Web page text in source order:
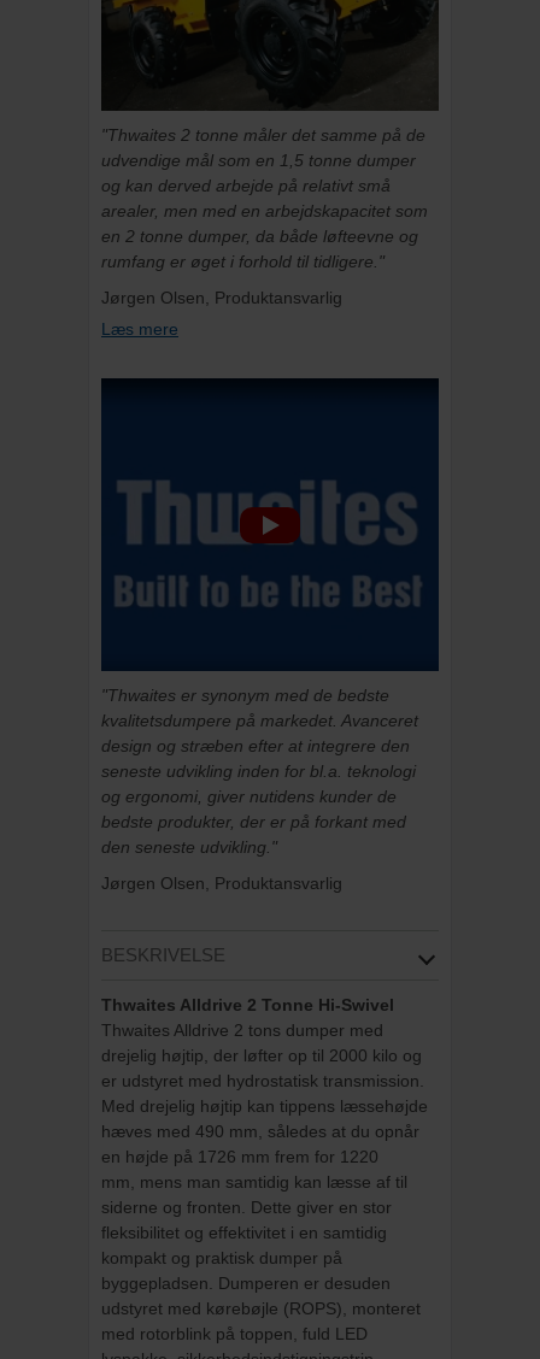
"Thwaites 2 tonne måler det samme på de
udvendige mål som en 1,5 tonne dumper
og kan derved arbejde på relativt små
arealer, men med en arbejdskapacitet som
en 2 tonne dumper, da både løfteevne og
rumfang er øget i forhold til tidligere."
Jørgen Olsen, Produktansvarlig
Læs mere
"Thwaites er synonym med de bedste
kvalitetsdumpere på markedet. Avanceret
design og stræben efter at integrere den
seneste udvikling inden for bl.a. teknologi
og ergonomi, giver nutidens kunder de
bedste produkter, der er på forkant med
den seneste udvikling."
Jørgen Olsen, Produktansvarlig
BESKRIVELSE
Thwaites Alldrive 2 Tonne Hi-Swivel
Thwaites Alldrive 2 tons dumper med
drejelig højtip, der løfter op til 2000 kilo og
er udstyret med hydrostatisk transmission.
Med drejelig højtip kan tippens læssehøjde
hæves med 490 mm, således at du opnår
en højde på 1726 mm frem for 1220
mm, mens man samtidig kan læsse af til
siderne og fronten. Dette giver en stor
fleksibilitet og effektivitet i en samtidig
kompakt og praktisk dumper på
byggepladsen. Dumperen er desuden
udstyret med kørebøjle (ROPS), monteret
med rotorblink på toppen, fuld LED